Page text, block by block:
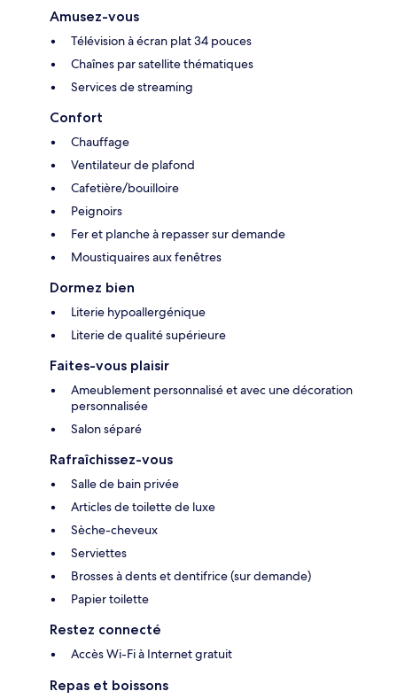
Amusez-vous
Télévision à écran plat 34 pouces
Chaînes par satellite thématiques
Services de streaming
Confort
Chauffage
Ventilateur de plafond
Cafetière/bouilloire
Peignoirs
Fer et planche à repasser sur demande
Moustiquaires aux fenêtres
Dormez bien
Literie hypoallergénique
Literie de qualité supérieure
Faites-vous plaisir
Ameublement personnalisé et avec une décoration
personnalisée
Salon séparé
Rafraîchissez-vous
Salle de bain privée
Articles de toilette de luxe
Sèche-cheveux
Serviettes
Brosses à dents et dentifrice (sur demande)
Papier toilette
Restez connecté
Accès Wi-Fi à Internet gratuit
Repas et boissons